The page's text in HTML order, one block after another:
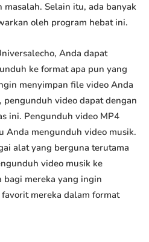
Selain itu, ada banyak
oleh program hebat ini.
Anda dapat
ke format apa pun yang
menyimpan file video Anda
pengunduh video dapat dengan
ini. Pengunduh video MP4
Anda mengunduh video musik.
alat yang berguna terutama
video musik ke
bagi mereka yang ingin
mereka dalam format